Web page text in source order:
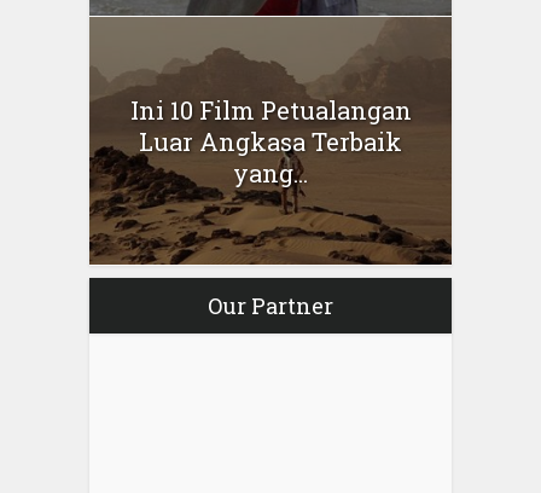
Ini 10 Film Petualangan
Luar Angkasa Terbaik
yang...
Our Partner